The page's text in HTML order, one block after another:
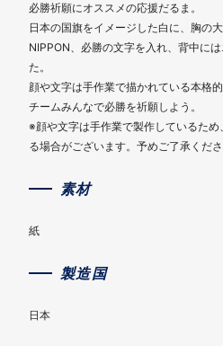
必勝祈願にオススメの応援だるま。
日本の国旗をイメージした白に、胸の
NIPPON、必勝の文字を入れ、背中に
た。
顔や文字は手作業で描かれている本格的
チームみんなで必勝を祈願しよう。
※顔や文字は手作業で製作しているた
る場合がございます。予めご了承くださ
素材
紙
製造国
日本